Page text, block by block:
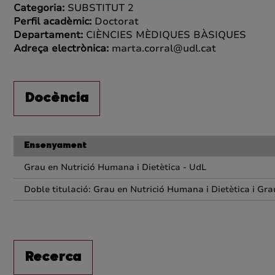
Categoria: SUBSTITUT 2
Perfil acadèmic: Doctorat
Departament: CIÈNCIES MÈDIQUES BÀSIQUES
Adreça electrònica: marta.corral@udl.cat
Docència
Ensenyament
Grau en Nutrició Humana i Dietètica - UdL
Doble titulació: Grau en Nutrició Humana i Dietètica i
Recerca